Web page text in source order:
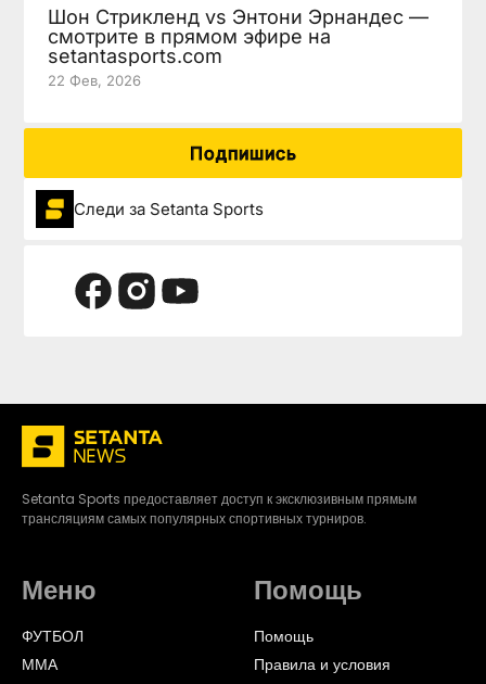
Шон Стрикленд vs Энтони Эрнандес —
смотрите в прямом эфире на
setantasports.com
22 Фев, 2026
Подпишись
Следи за Setanta Sports
Setanta Sports предоставляет доступ к эксклюзивным прямым
трансляциям самых популярных спортивных турниров.
Меню
ФУТБОЛ
ММА
Помощь
Помощь
Правила и условия